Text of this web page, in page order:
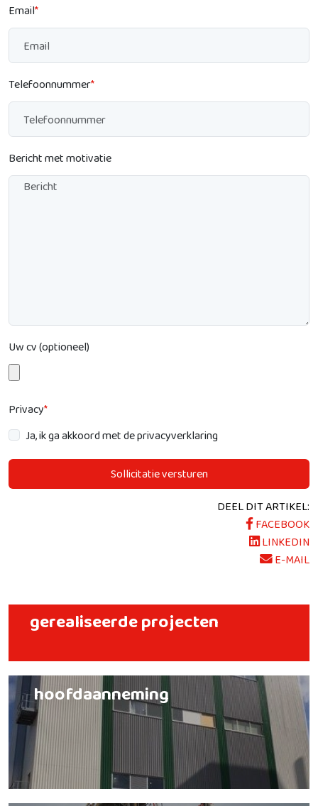
Email*
Telefoonnummer*
Bericht met motivatie
Uw cv (optioneel)
Privacy*
Ja, ik ga akkoord met de privacyverklaring
Sollicitatie versturen
DEEL DIT ARTIKEL:
FACEBOOK
LINKEDIN
E-MAIL
gerealiseerde projecten
hoofdaanneming